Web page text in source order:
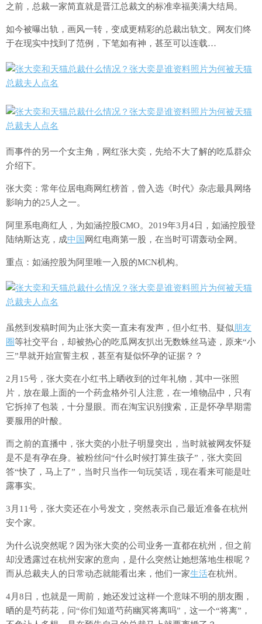
之前，总裁一家简直就是晋江总裁文的标准幸福美满大结局。
如今被曝出轨，画风一转，变成更精彩的总裁出轨文。网友们终
于在现实中找到了范例，下笔如有神，甚至可以连载…
而事件的另一个女主角，网红张大奕，先给不大了解的吃瓜群众
介绍下。
张大奕：常年位居电商网红榜首，曾入选《时代》杂志最具网络
影响力的25人之一。
阿里系电商红人，为如涵控股CMO。2019年3月4日，如涵控股登
陆纳斯达克，成中国网红电商第一股，在当时可谓轰动全网。
重点：如涵控股为阿里唯一入股的MCN机构。
虽然到发稿时间为止张大奕一直未有发声，但小红书、疑似朋友
圈等社交平台，却被热心的吃瓜网友扒出无数蛛丝马迹，原来“小
三”早就开始宣誓主权，甚至有疑似怀孕的证据？？
2月15号，张大奕在小红书上晒收到的过年礼物，其中一张照
片，放在最上面的一个药盒格外引人注意，在一堆物品中，只有
它拆掉了包装，十分显眼。而在淘宝识别搜索，正是怀孕早期需
要服用的叶酸。
而之前的直播中，张大奕的小肚子明显突出，当时就被网友怀疑
是不是有孕在身。被粉丝问“什么时候打算生孩子”，张大奕回
答“快了，马上了”，当时只当作一句玩笑话，现在看来可能是吐
露事实。
3月11号，张大奕还在小号发文，突然表示自己最近准备在杭州
安个家。
为什么说突然呢？因为张大奕的公司业务一直都在杭州，但之前
却没透露过在杭州安家的意向，是什么突然让她想落地生根呢？
而从总裁夫人的日常动态就能看出来，他们一家生活在杭州。
4月8日，也就是一周前，她还发过这样一个意味不明的朋友圈，
晒的是芍药花，问“你们知道芍药幽冥将离吗”，这一个“将离”，